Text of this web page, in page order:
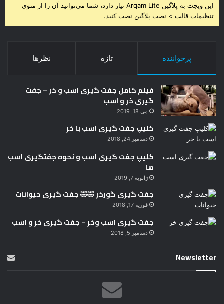
این ویجت به پلاگین Arqam Lite نیاز دارد، شما می‌توانید آن را از منوی
تنظیمات قالب > نصب پلاگین نصب کنید.
پرخواننده تازه نظرها
فیلم کامل جفت گیری اسب و خر – جفت
گیری خر و اسب
می 18, 2019
کلیپ جفت گیری اسب با خر
دسامبر 24, 2018
کلیپ جفت گیری اسب و نحوه جفتگیری اسب
ها
ژانویه 7, 2019
جفت گیری گورخر 🤣🤣 جفت گیری حیوانات
فوریه 17, 2018
جفت گیری اسب وخر – جفت گیری خر و اسب
دسامبر 5, 2018
Newsletter